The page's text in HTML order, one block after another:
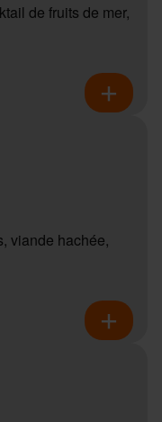
de fruits de mer,
viande hachée,